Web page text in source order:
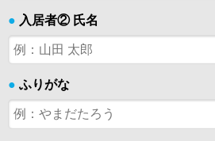
● 入居者② 氏名
● ふりがな